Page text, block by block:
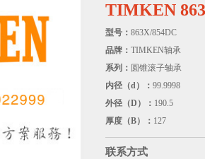
TIMKEN
型号： 863X/854DC
品牌： TIMKEN轴承
系列： 圆锥滚子轴承
内径（d）： 99.9998
外径（D）： 190.5
厚度（B）： 127
联系方式